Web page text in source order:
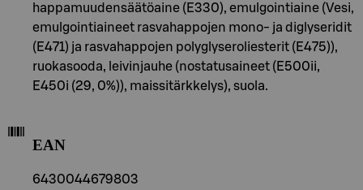
happamuudensäätöaine (E330), emulgointiaine (Vesi,
emulgointiaineet rasvahappojen mono- ja diglyseridit
(E471) ja rasvahappojen polyglyseroliesterit (E475)),
ruokasooda, leivinjauhe (nostatusaineet (E500ii,
E450i (29, 0%)), maissitärkkelys), suola.
EAN
6430044679803